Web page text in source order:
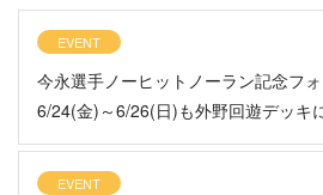
EVENT
今永選手ノーヒットノーラン記念フ
6/24(金)～6/26(日)も外野回遊デッキ
EVENT